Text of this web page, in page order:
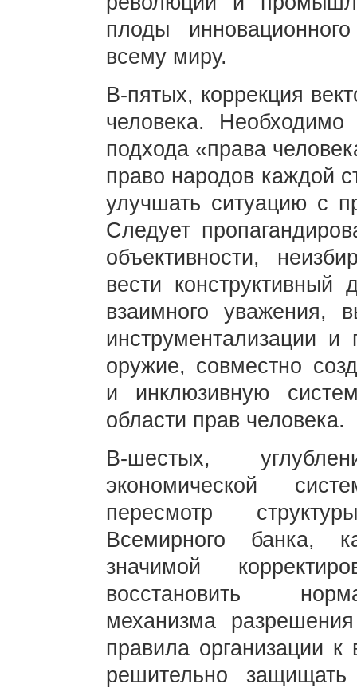
плоды
всему миру.
В-пятых, коррекция
человека. Необходимо
подхода «права
право народов каждой
улучшать ситуацию с
Следует
объективности,
вести
взаимного уважения,
инструментализации
оружие, совместно
и инклюзивную
области прав человека.
В-шестых,
экономической
пересмотр
Всемирного банка,
значимой
восстановить
механизма
правила организации
решительно